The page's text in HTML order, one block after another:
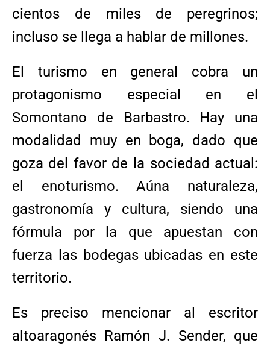
cientos de miles de peregrinos;
incluso se llega a hablar de millones.
El turismo en general cobra un
protagonismo especial en el
Somontano de Barbastro. Hay una
modalidad muy en boga, dado que
goza del favor de la sociedad actual:
el enoturismo. Aúna naturaleza,
gastronomía y cultura, siendo una
fórmula por la que apuestan con
fuerza las bodegas ubicadas en este
territorio.
Es preciso mencionar al escritor
altoaragonés Ramón J. Sender, que